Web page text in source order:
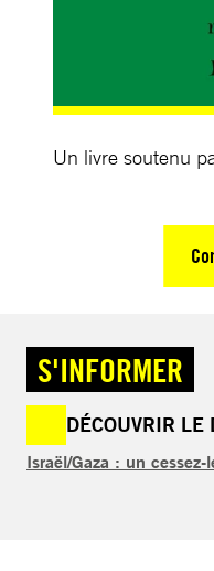
Un livre soutenu
S'INFORMER
DÉCOUVRIR LE
Israël/Gaza : un